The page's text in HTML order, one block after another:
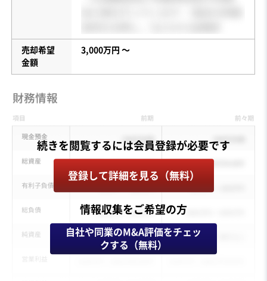
売却希望
金額
3,000万円 〜
登録して詳細を見る（無料）
情報収集をご希望の方
自社や同業のM&A評価をチェッ
クする（無料）